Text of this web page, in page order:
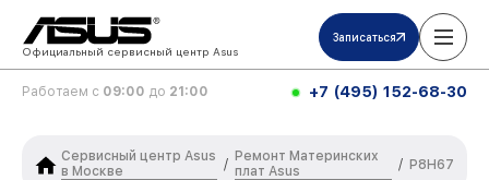
Официальный сервисный центр Asus
Записаться
Работаем с 09:00 до 21:00 +7 (495) 152-68-30
Сервисный центр Asus
в Москве
/
Ремонт Материнских
плат Asus
/ P8H67